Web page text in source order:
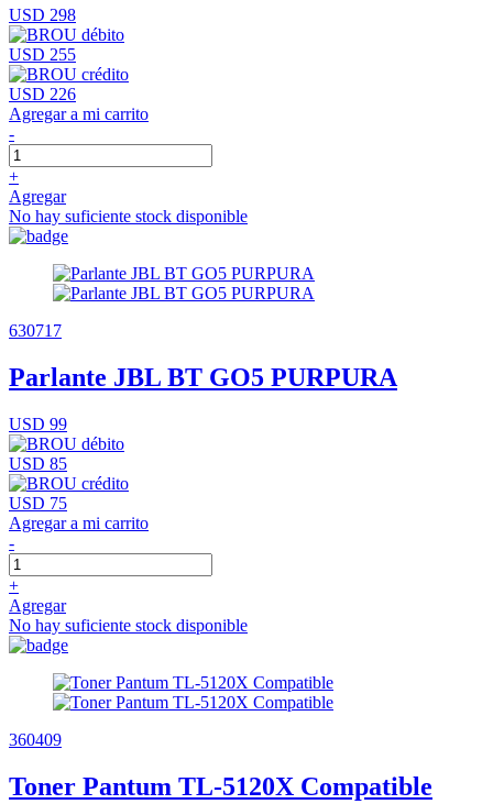
USD 298
USD 255
USD 226
Agregar a mi carrito
-
+
Agregar
No hay suficiente stock disponible
630717
Parlante JBL BT GO5 PURPURA
USD 99
USD 85
USD 75
Agregar a mi carrito
-
+
Agregar
No hay suficiente stock disponible
360409
Toner Pantum TL-5120X Compatible